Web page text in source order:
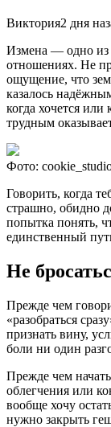
Виктория2 дня
Измена — одно из
отношениях. Не
ощущение, что
казалось
когда хочется
трудным
Фото:
Говорить, когда
страшно, обидно
попытка понять,
единственный
Не
Прежде чем
«разобраться
признать вину,
боли ни один
Прежде чем
облегчения или
вообще хочу
нужно закрыть